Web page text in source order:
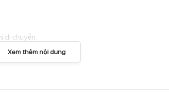
di chuyển.
Xem thêm nội dung